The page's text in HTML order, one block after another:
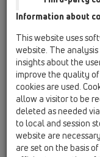
Information about
This website uses
website. The
insights about the
improve the quality
cookies are used.
allow a visitor to be
deleted as needed
to local and session
website are
are set on the basis